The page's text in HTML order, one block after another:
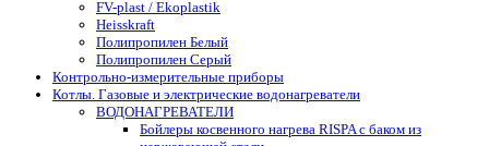
FV-plast / Ekoplastik
Heisskraft
Полипропилен Белый
Полипропилен Серый
Контрольно-измерительные приборы
Котлы. Газовые и электрические водонагреватели
ВОДОНАГРЕВАТЕЛИ
Бойлеры косвенного нагрева RISPA с баком из